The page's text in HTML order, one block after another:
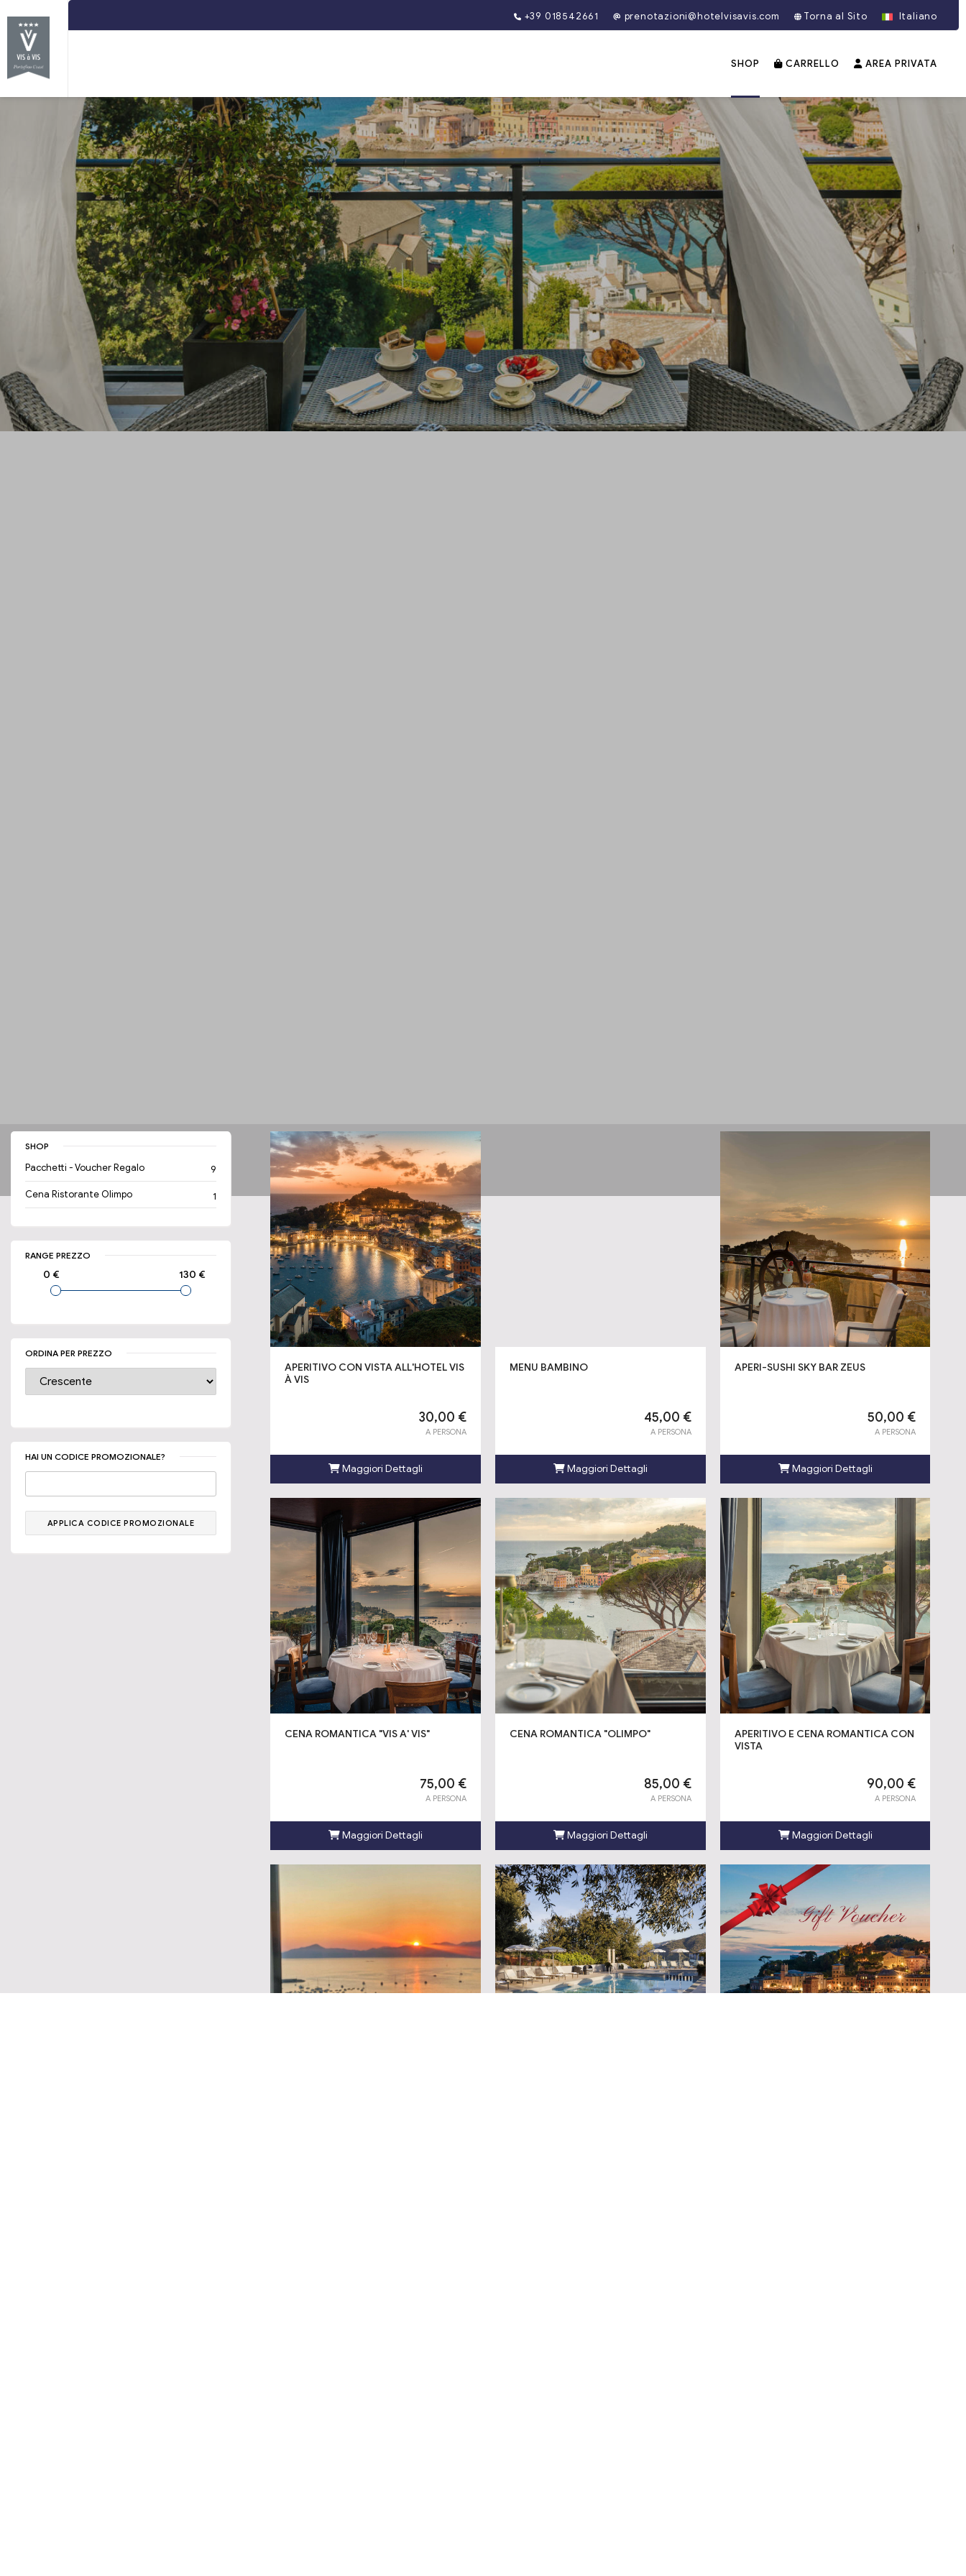
+39 018542661 prenotazioni@hotelvisavis.com Torna al Sito Italiano
SHOP CARRELLO AREA PRIVATA
SHOP
Pacchetti - Voucher Regalo
9
Cena Ristorante Olimpo
1
RANGE PREZZO
0 € 130 €
ORDINA PER PREZZO
HAI UN CODICE PROMOZIONALE?
APPLICA CODICE PROMOZIONALE
APERITIVO CON VISTA ALL'HOTEL VIS
À VIS
30,00 €
A PERSONA
Maggiori Dettagli
MENU BAMBINO
45,00 €
A PERSONA
Maggiori Dettagli
APERI-SUSHI SKY BAR ZEUS
50,00 €
A PERSONA
Maggiori Dettagli
CENA ROMANTICA "VIS A' VIS"
75,00 €
A PERSONA
Maggiori Dettagli
CENA ROMANTICA "OLIMPO"
85,00 €
A PERSONA
Maggiori Dettagli
APERITIVO E CENA ROMANTICA CON
VISTA
90,00 €
A PERSONA
Maggiori Dettagli